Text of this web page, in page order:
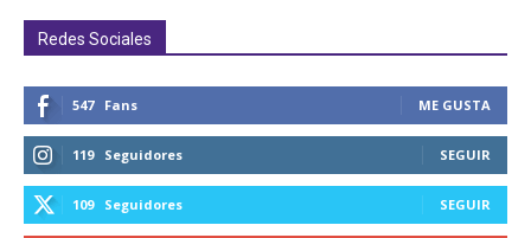
Redes Sociales
547 Fans ME GUSTA
119 Seguidores SEGUIR
109 Seguidores SEGUIR